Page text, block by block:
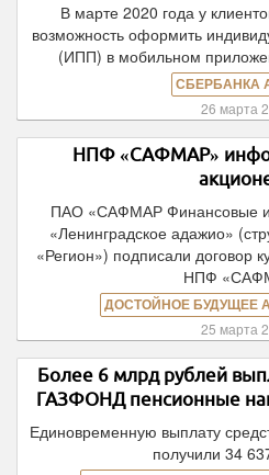
В марте 2020 года у
возможность оформить
(ИПП) в мобильном
СБЕРБАНКА
26 марта
НПФ «САФМАР»
ПАО «САФМАР Финансовые
«Ленинградское адажио»
«Регион») подписали договор
НПФ
ДОСТОЙНОЕ БУДУЩЕЕ
25 марта
Более 6 млрд рублей
ГАЗФОНД пенсионные
Единовременную выплату
получили 34